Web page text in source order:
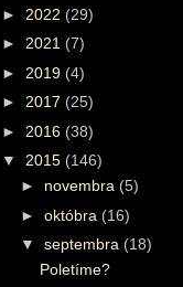
► 2022 (29)
► 2021 (7)
► 2019 (4)
► 2017 (25)
► 2016 (38)
▼ 2015 (146)
► novembra (5)
► októbra (16)
▼ septembra (18)
Poletíme?